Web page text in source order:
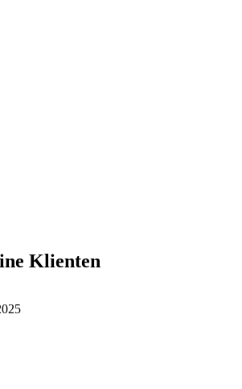
Klienten